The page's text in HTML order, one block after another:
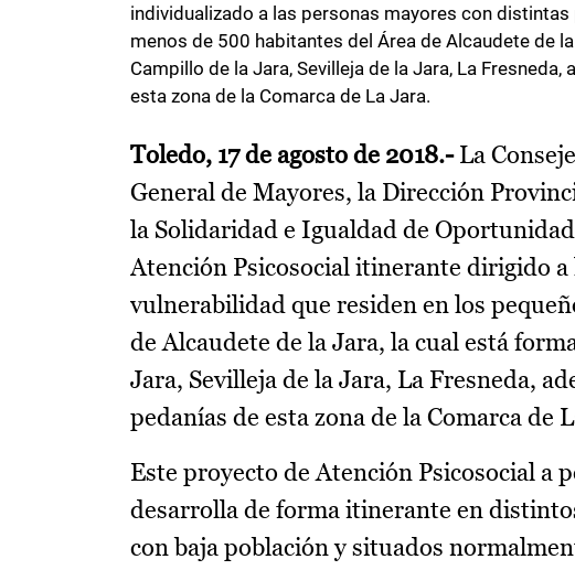
individualizado a las personas mayores con
menos de 500 habitantes del Área de Alcaudete de
Campillo de la Jara, Sevilleja de la Jara, La
esta zona de la Comarca de La Jara.
Toledo, 17 de agosto de 2018.-La
General de Mayores, la Dirección
la Solidaridad e Igualdad de
Atención Psicosocial itinerante dirigido a
vulnerabilidad que residen en los
de Alcaudete de la Jara, la cual está
Jara, Sevilleja de la Jara, La Fresneda,
pedanías de esta zona de la Comarca de
Este proyecto de Atención Psicosocial a
desarrolla de forma itinerante en
con baja población y situados